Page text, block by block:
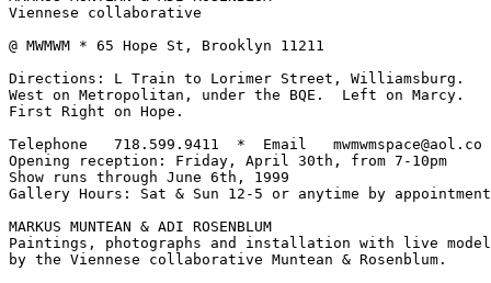
Viennese collaborative
@ MWMWM * 65 Hope St, Brooklyn 11211
Directions: L Train to Lorimer Street, Williamsburg.
West on Metropolitan, under the BQE.  Left on Marcy.
First Right on Hope.
Telephone   718.599.9411  *  Email   mwmwmspace@aol.co
Opening reception: Friday, April 30th, from 7-10pm
Show runs through June 6th, 1999
Gallery Hours: Sat & Sun 12-5 or anytime by appointment
MARKUS MUNTEAN & ADI ROSENBLUM
Paintings, photographs and installation with live
by the Viennese collaborative Muntean & Rosenblum.